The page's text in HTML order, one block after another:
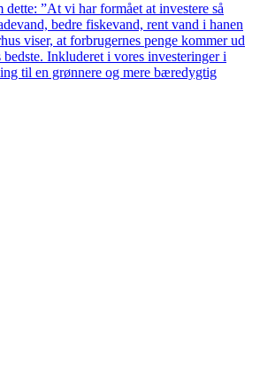
dette: ”At vi har formået at investere så
bedre fiskevand, rent vand i hanen
viser, at forbrugernes penge kommer ud
Inkluderet i vores investeringer i
til en grønnere og mere bæredygtig